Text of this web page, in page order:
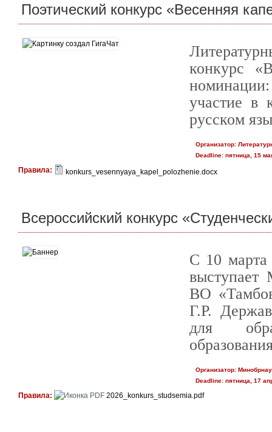
Поэтический конкурс «Весенняя
конкурс
участие в
русском
Организатор:
Deadline:пятница, 15
Правила: konkurs_vesennyaya_kapel_polozhenie.docx
Всероссийский конкурс
C 10
ВО
Г.Р.
для
Организатор:
Deadline:пятница, 17
Правила: 2026_konkurs_studsemia.pdf